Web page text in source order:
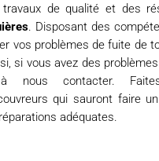
de qualité et des
. Disposant des
vos problèmes de fuite de
si vous avez des
nous contacter.
qui sauront faire
adéquates.